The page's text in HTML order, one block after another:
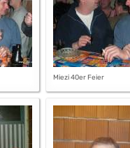
Miezi 40er Feier